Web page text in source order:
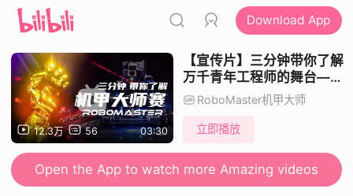
Download App
12.3万 56 03:30
【宣传片】三分钟带你了解
万千青年工程师的舞台——
RoboMaster机甲大师赛
RoboMaster机甲大师
立即播放
Open the App to watch more Amazing videos